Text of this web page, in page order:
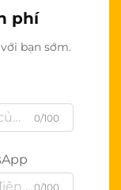
phí
bạn sớm.
0/100
0/100